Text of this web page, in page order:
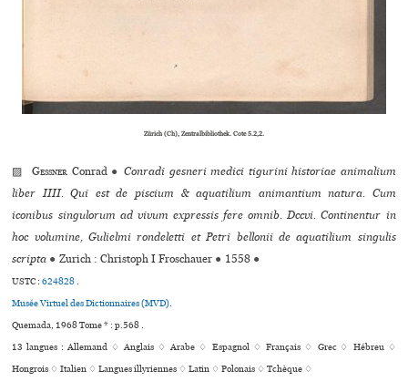
Zürich (Ch), Zentralbibliothek. Cote 5.2,2.
▨Gessner Conrad ● Conradi gesneri medici tigurini historiae animalium
liber IIII. Qui est de piscium & aquatilium animantium natura. Cum
iconibus singulorum ad vivum expressis fere omnib. Dccvi. Continentur in
hoc volumine, Gulielmi rondeletti et Petri bellonii de aquatilium singulis
scripta ● Zurich : Christoph I Froschauer ● 1558 ●
USTC :624828.
Musée Virtuel des Dictionnaires (MVD).
Quemada, 1968 Tome * : p.568 .
13 langues :Allemand ♢Anglais ♢Arabe ♢ Espagnol ♢Français ♢ Grec ♢ Hébreu ♢
Hongrois ♢Italien ♢Langues illyriennes ♢Latin ♢Polonais ♢Tchèque ♢